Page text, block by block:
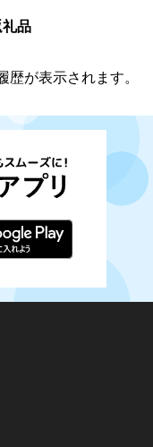
品
が表示されます。